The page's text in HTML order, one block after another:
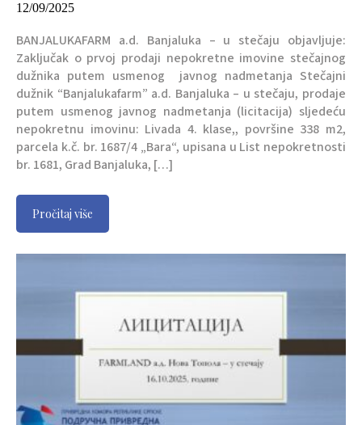
12/09/2025
BANJALUKAFARM a.d. Banjaluka – u stečaju objavljuje:
Zaključak o prvoj prodaji nepokretne imovine stečajnog
dužnika putem usmenog javnog nadmetanja Stečajni
dužnik “Banjalukafarm” a.d. Banjaluka – u stečaju, prodaje
putem usmenog javnog nadmetanja (licitacija) sljedeću
nepokretnu imovinu: Livada 4. klase,, površine 338 m2,
parcela k.č. br. 1687/4 „Bara“, upisana u List nepokretnosti
br. 1681, Grad Banjaluka, […]
Pročitaj više